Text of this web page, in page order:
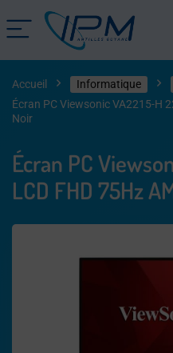
Accueil Informatique
Écran PC Viewsonic VA2215-H
Noir
Écran PC
LCD FHD 75Hz